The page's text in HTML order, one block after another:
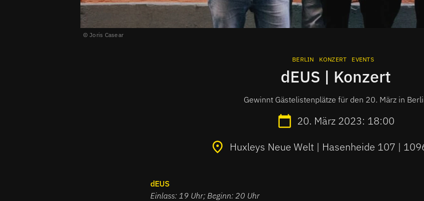
Joris Casear
BERLIN KONZERT EVENTS
dEUS | Konzert
Gewinnt Gästelistenplätze für den 20. März in
20. März 2023: 18:00
Huxleys Neue Welt | Hasenheide 107 |
dEUS
Einlass: 19 Uhr; Beginn: 20 Uhr